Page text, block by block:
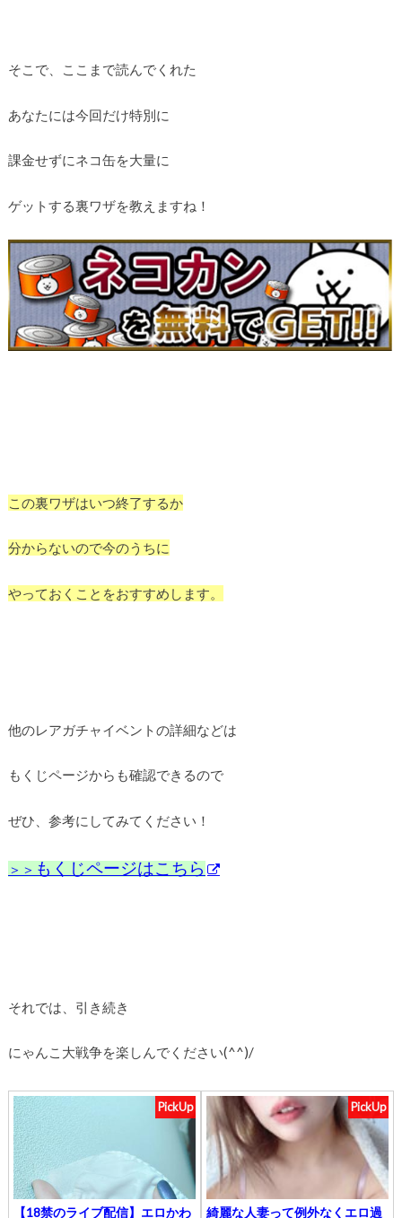
そこで、ここまで読んでくれた
あなたには今回だけ特別に
課金せずにネコ缶を大量に
ゲットする裏ワザを教えますね！
この裏ワザはいつ終了するか
分からないので今のうちに
やっておくことをおすすめします。
他のレアガチャイベントの詳細などは
もくじページからも確認できるので
ぜひ、参考にしてみてください！
＞＞ もくじページはこちら
それでは、引き続き
にゃんこ大戦争を楽しんでください(^^)/
PickUp
【18禁のライブ配信】エロかわ
PickUp
綺麗な人妻って例外なくエロ過